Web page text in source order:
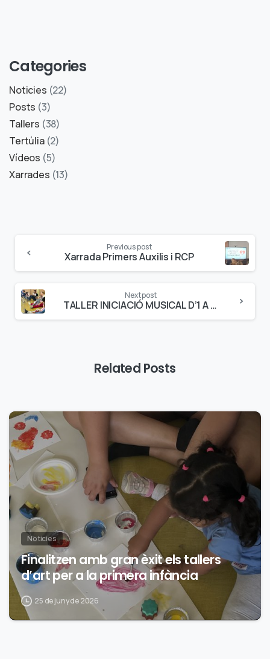
Categories
Noticies (22)
Posts (3)
Tallers (38)
Tertúlia(2)
Vídeos (5)
Xarrades (13)
Previous post
Xarrada Primers Auxilis i RCP
Next post
TALLER INICIACIÓ MUSICAL D’1 A 3 ANYS
Related Posts
Noticies
Finalitzen amb gran èxit els tallers
d’art per a la primera infància
25 de juny de 2026